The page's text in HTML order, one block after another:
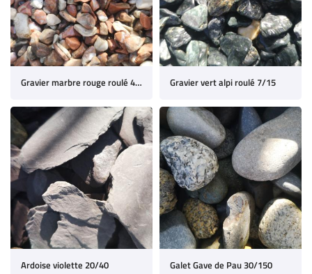
Gravier marbre rouge roulé 4/8 Gravier vert alpi roulé 7/15
Ardoise violette 20/40 Galet Gave de Pau 30/150